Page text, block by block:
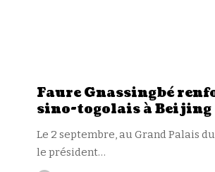
Faure Gnassingbé
sino-togolais à Beijing
Le 2 septembre, au Grand Palais
le président…